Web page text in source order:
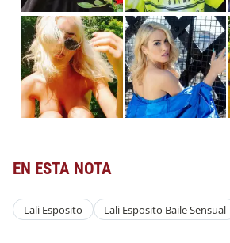
EN ESTA NOTA
Lali Esposito Lali Esposito Baile Sensual